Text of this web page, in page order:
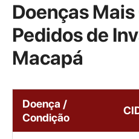
Doenças
Pedidos de
Macapá
Doença /
Condição